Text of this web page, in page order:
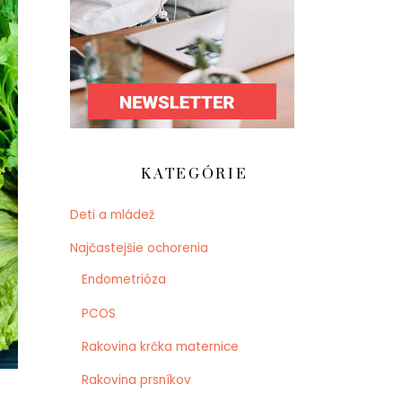
KATEGÓRIE
Deti a mládež
Najčastejšie ochorenia
Endometrióza
PCOS
Rakovina krčka maternice
Rakovina prsníkov